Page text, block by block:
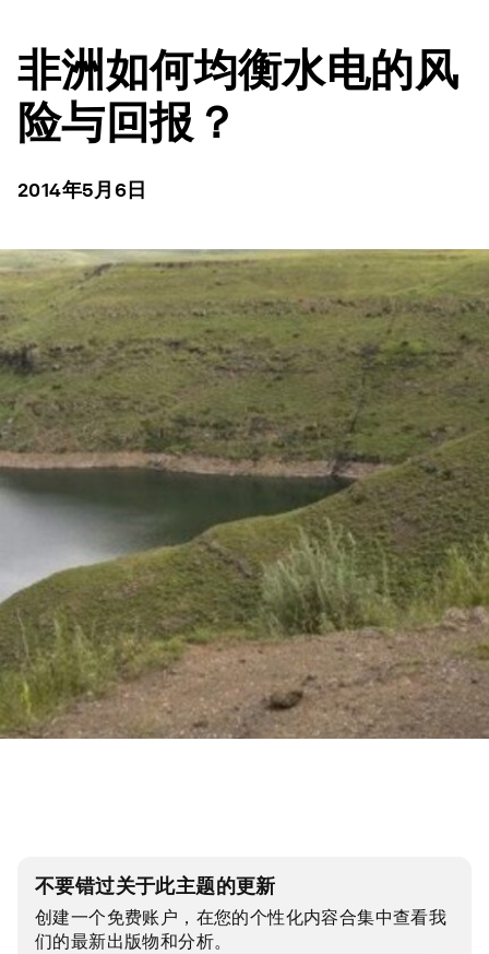
非洲如何均衡水电的风
险与回报？
2014年5月6日
不要错过关于此主题的更新
创建一个免费账户，在您的个性化内容合集中查看我
们的最新出版物和分析。